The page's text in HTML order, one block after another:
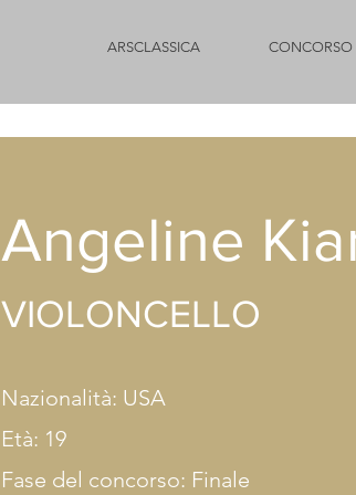
ARSCLASSICA CONCORSO
Angeline
VIOLONCELLO
Nazionalità: USA
Età: 19
Fase del concorso: Finale